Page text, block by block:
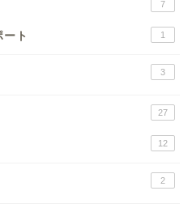
7
ト 1
3
27
12
2